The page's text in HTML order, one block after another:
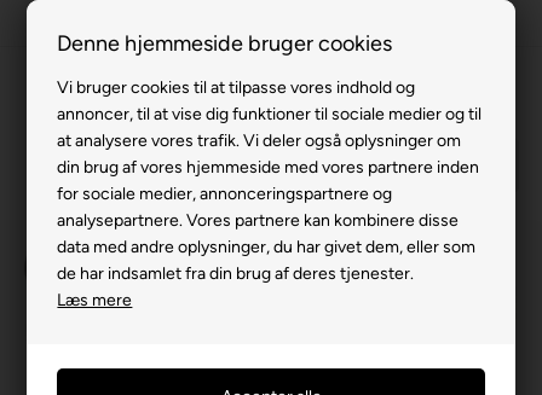
Denne hjemmeside bruger cookies
Vi bruger cookies til at tilpasse vores indhold og
annoncer, til at vise dig funktioner til sociale medier og til
at analysere vores trafik. Vi deler også oplysninger om
din brug af vores hjemmeside med vores partnere inden
for sociale medier, annonceringspartnere og
analysepartnere. Vores partnere kan kombinere disse
data med andre oplysninger, du har givet dem, eller som
de har indsamlet fra din brug af deres tjenester.
Læs mere